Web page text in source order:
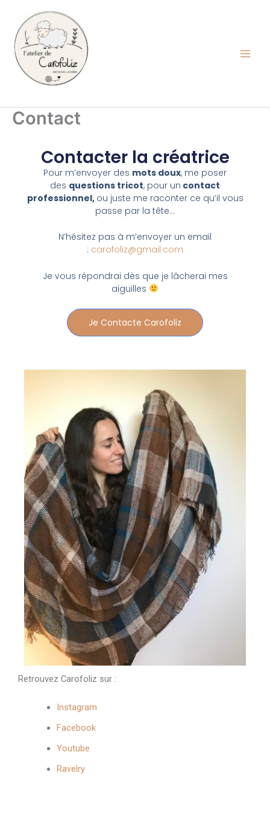
contenu
Contact
Contacter la créatrice
Pour m’envoyer des mots doux, me poser
des questions tricot, pour un contact
professionnel, ou juste me raconter ce qu’il vous
passe par la tête…
N’hésitez pas à m’envoyer un email
: carofoliz@gmail.com
Je vous répondrai dès que je lâcherai mes
aiguilles
Je Contacte Carofoliz
Retrouvez Carofoliz sur :
Instagram
Facebook
Youtube
Ravelry